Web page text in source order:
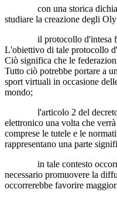
con una storica
studiare la creazione degli
il protocollo d'intesa
L'obiettivo di tale protocollo
Ciò significa che le
Tutto ciò potrebbe portare a
sport virtuali in occasione
mondo;
l'articolo 2 del decreto
elettronico una volta che
comprese le tutele e le
rappresentano una parte
in tale contesto occorre
necessario promuovere la
occorrerebbe favorire